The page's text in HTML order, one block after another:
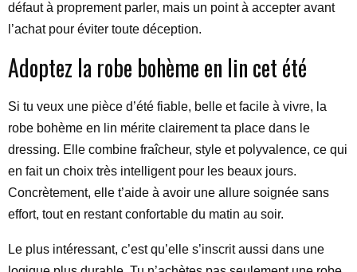
défaut à proprement parler, mais un point à accepter avant
l’achat pour éviter toute déception.
Adoptez la robe bohème en lin cet été
Si tu veux une pièce d’été fiable, belle et facile à vivre, la
robe bohème en lin mérite clairement ta place dans le
dressing. Elle combine fraîcheur, style et polyvalence, ce qui
en fait un choix très intelligent pour les beaux jours.
Concrètement, elle t’aide à avoir une allure soignée sans
effort, tout en restant confortable du matin au soir.
Le plus intéressant, c’est qu’elle s’inscrit aussi dans une